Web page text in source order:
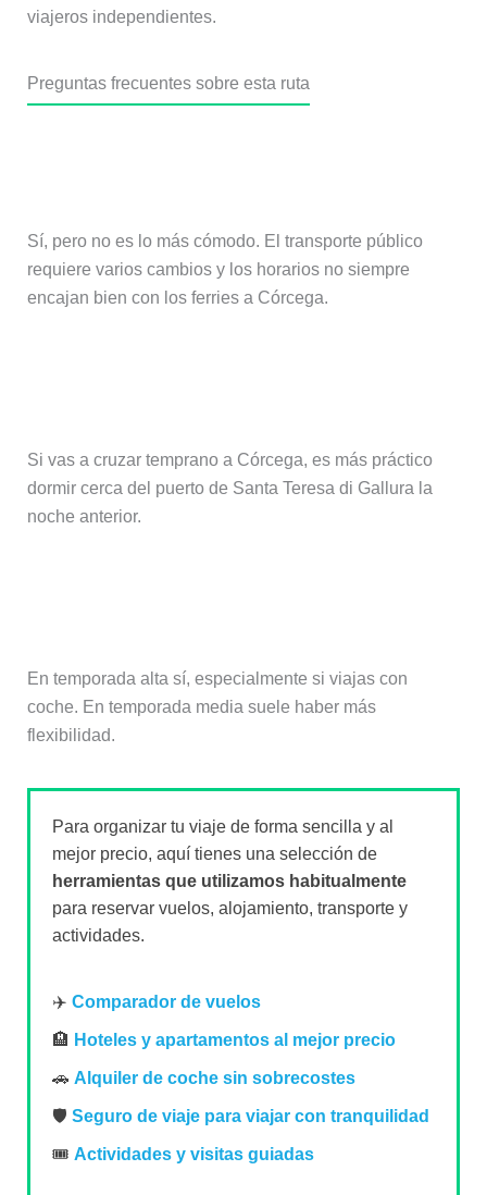
viajeros independientes.
Preguntas frecuentes sobre esta ruta
Sí, pero no es lo más cómodo. El transporte público
requiere varios cambios y los horarios no siempre
encajan bien con los ferries a Córcega.
Si vas a cruzar temprano a Córcega, es más práctico
dormir cerca del puerto de Santa Teresa di Gallura la
noche anterior.
En temporada alta sí, especialmente si viajas con
coche. En temporada media suele haber más
flexibilidad.
Para organizar tu viaje de forma sencilla y al
mejor precio, aquí tienes una selección de
herramientas que utilizamos habitualmente
para reservar vuelos, alojamiento, transporte y
actividades.
✈️ Comparador de vuelos
🏨 Hoteles y apartamentos al mejor precio
🚗 Alquiler de coche sin sobrecostes
🛡️ Seguro de viaje para viajar con tranquilidad
🎟️ Actividades y visitas guiadas